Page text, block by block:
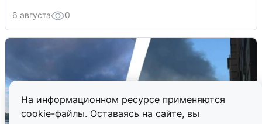
На информационном ресурсе применяются
cookie-файлы. Оставаясь на сайте, вы
6 августа 0